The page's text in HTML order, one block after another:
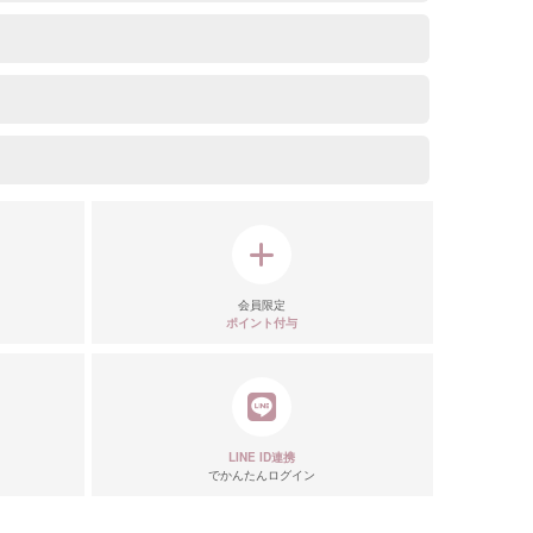
会員限定
ポイント付与
LINE ID連携
でかんたんログイン